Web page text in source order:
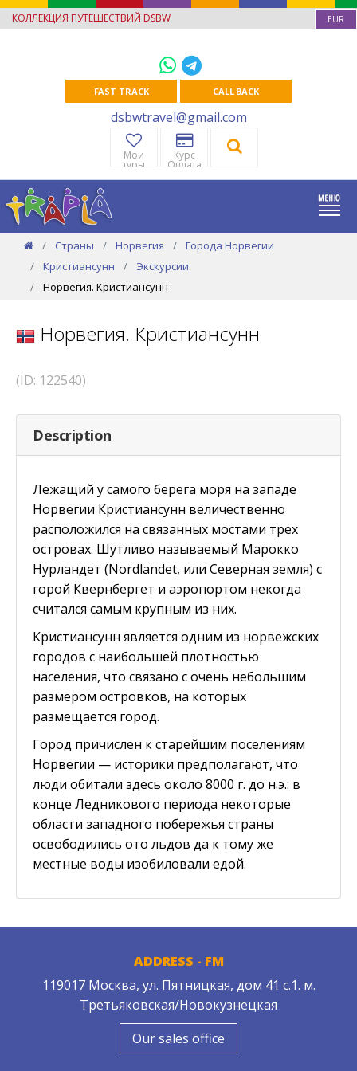
КОЛЛЕКЦИЯ ПУТЕШЕСТВИЙ DSBW EUR
FAST TRACK CALL BACK
dsbwtravel@gmail.com
Мои
туры
Курс
Оплата
Страны Норвегия
Города Норвегии
Кристиансунн
Экскурсии
Норвегия. Кристиансунн
Норвегия. Кристиансунн
(ID: 122540)
Description
Лежащий у самого берега моря на западе
Норвегии Кристиансунн величественно
расположился на связанных мостами трех
островах. Шутливо называемый Марокко
Нурландет (Nordlandet, или Северная земля) с
горой Квернбергет и аэропортом некогда
считался самым крупным из них.
Кристиансунн является одним из норвежских
городов с наибольшей плотностью
населения, что связано с очень небольшим
размером островков, на которых
размещается город.
Город причислен к старейшим поселениям
Норвегии — историки предполагают, что
люди обитали здесь около 8000 г. до н.э.: в
конце Ледникового периода некоторые
области западного побережья страны
освободились ото льдов да к тому же
местные воды изобиловали едой.
ADDRESS - FM
119017 Москва, ул. Пятницкая, дом 41 с.1. м.
Третьяковская/Новокузнецкая
Our sales office